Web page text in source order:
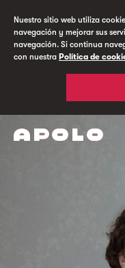
Nuestro sitio web utiliza
navegación y mejorar sus
navegación. Si continua
con nuestra Política de